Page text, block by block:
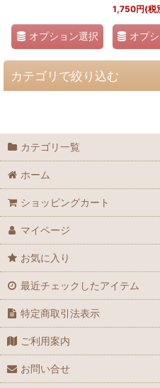
オプション選択
1,750円(税
オプ
カテゴリで絞り込む
紳士服型紙：上着系（上半身に身
紳士服型紙：ズボン
紳士服型紙：その他、コスプレな
紳士服型紙：和服もどき
カテゴリ一覧
ホーム
ショッピングカート
マイページ
お気に入り
最近チェックしたアイテム
特定商取引法表示
ご利用案内
お問い合せ